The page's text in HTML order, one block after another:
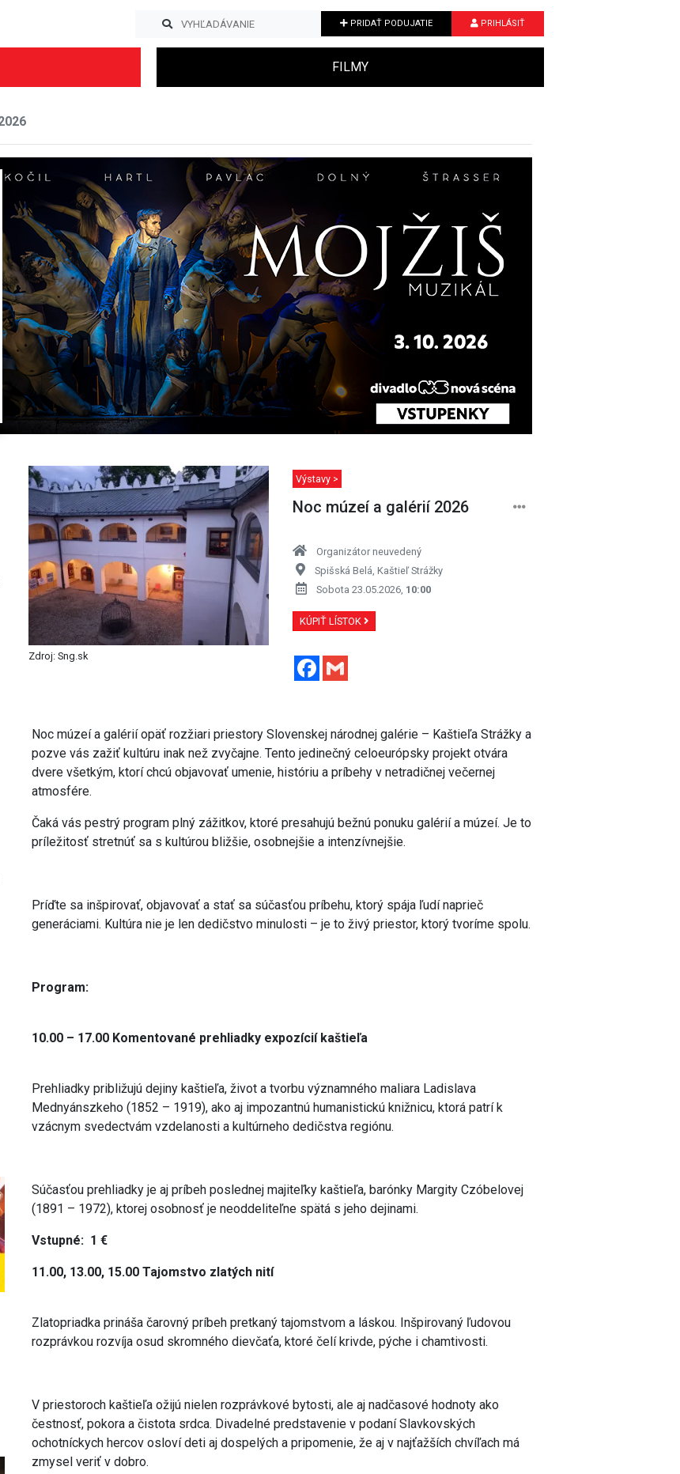
PRIDAŤ PODUJATIE PRIHLÁSIŤ
FILMY
Zdroj: Sng.sk
Výstavy >
Noc múzeí a galérií 2026
Organizátor neuvedený
Spišská Belá, Kaštieľ Strážky
Sobota 23.05.2026, 10:00
KÚPIŤ LÍSTOK
Facebook
Noc múzeí a galérií opäť rozžiari priestory Slovenskej národnej galérie – Kaštieľa Strážky a
pozve vás zažiť kultúru inak než zvyčajne. Tento jedinečný celoeurópsky projekt otvára
dvere všetkým, ktorí chcú objavovať umenie, históriu a príbehy v netradičnej večernej
atmosfére.
Čaká vás pestrý program plný zážitkov, ktoré presahujú bežnú ponuku galérií a múzeí. Je to
príležitosť stretnúť sa s kultúrou bližšie, osobnejšie a intenzívnejšie.
Príďte sa inšpirovať, objavovať a stať sa súčasťou príbehu, ktorý spája ľudí naprieč
generáciami. Kultúra nie je len dedičstvo minulosti – je to živý priestor, ktorý tvoríme spolu.
Program:
10.00 – 17.00 Komentované prehliadky expozícií kaštieľa
Prehliadky približujú dejiny kaštieľa, život a tvorbu významného maliara Ladislava
Mednyánszkeho (1852 – 1919), ako aj impozantnú humanistickú knižnicu, ktorá patrí k
vzácnym svedectvám vzdelanosti a kultúrneho dedičstva regiónu.
Súčasťou prehliadky je aj príbeh poslednej majiteľky kaštieľa, barónky Margity Czóbelovej
(1891 – 1972), ktorej osobnosť je neoddeliteľne spätá s jeho dejinami.
Vstupné: 1 €
11.00, 13.00, 15.00 Tajomstvo zlatých nití
Zlatopriadka prináša čarovný príbeh pretkaný tajomstvom a láskou. Inšpirovaný ľudovou
rozprávkou rozvíja osud skromného dievčaťa, ktoré čelí krivde, pýche i chamtivosti.
V priestoroch kaštieľa ožijú nielen rozprávkové bytosti, ale aj nadčasové hodnoty ako
čestnosť, pokora a čistota srdca. Divadelné predstavenie v podaní Slavkovských
ochotníckych hercov osloví deti aj dospelých a pripomenie, že aj v najťažších chvíľach má
zmysel veriť v dobro.